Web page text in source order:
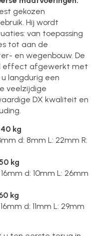
gekozen
Hij wordt
van toepassing
tot aan de
en wegenbouw. De
effect afgewerkt met
langdurig een
veelzijdige
DX kwaliteit en
kg
d: 8mm L: 22mm R:
kg
d: 10mm L: 26mm
kg
d: 11mm L: 29mm